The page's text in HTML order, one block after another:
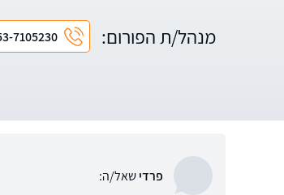
מנהל/ת הפורום: 7105230
פרדישאל/ה: